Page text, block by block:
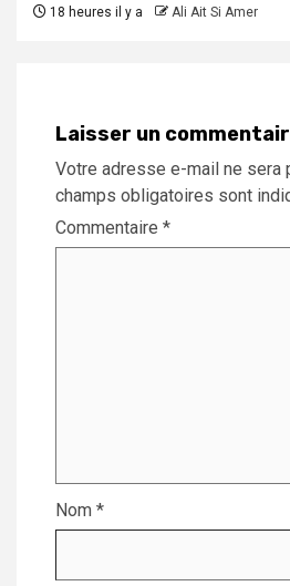
18 heures il y a Ali Ait Si Amer
Laisser un
Votre adresse e-mail ne sera
champs obligatoires sont
Commentaire *
Nom *